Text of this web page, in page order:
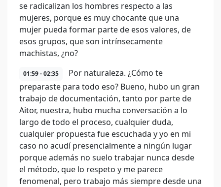
se radicalizan los hombres respecto a las
mujeres, porque es muy chocante que una
mujer pueda formar parte de esos valores, de
esos grupos, que son intrínsecamente
machistas, ¿no?
01:59 - 02:35
Por naturaleza. ¿Cómo te
preparaste para todo eso? Bueno, hubo un gran
trabajo de documentación, tanto por parte de
Aitor, nuestra, hubo mucha conversación a lo
largo de todo el proceso, cualquier duda,
cualquier propuesta fue escuchada y yo en mi
caso no acudí presencialmente a ningún lugar
porque además no suelo trabajar nunca desde
el método, que lo respeto y me parece
fenomenal, pero trabajo más siempre desde una